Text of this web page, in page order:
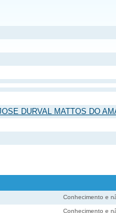
DURVAL MATTOS DO
Conhecimento e
Conhecimento e